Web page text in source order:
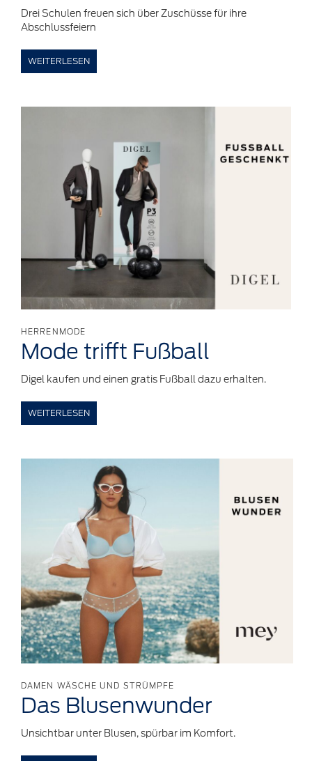
Drei Schulen freuen sich über Zuschüsse für ihre
Abschlussfeiern
WEITERLESEN
HERRENMODE
Mode trifft Fußball
Digel kaufen und einen gratis Fußball dazu erhalten.
WEITERLESEN
DAMEN WÄSCHE UND STRÜMPFE
Das Blusenwunder
Unsichtbar unter Blusen, spürbar im Komfort.